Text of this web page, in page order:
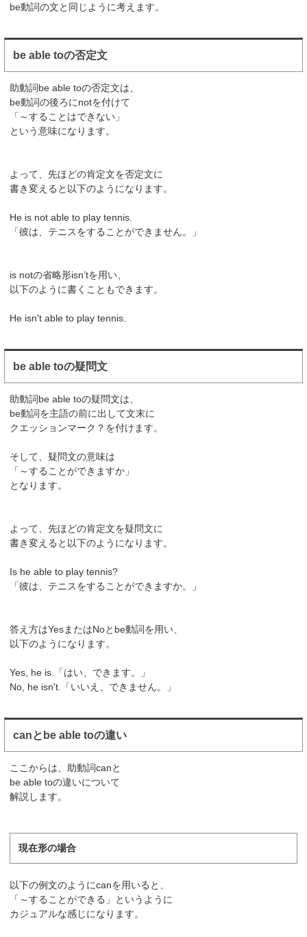
be動詞の文と同じように考えます。
be able toの否定文
助動詞be able toの否定文は、
be動詞の後ろにnotを付けて
「～することはできない」
という意味になります。
よって、先ほどの肯定文を否定文に
書き変えると以下のようになります。
He is not able to play tennis.
「彼は、テニスをすることができません。」
is notの省略形isn’tを用い、
以下のように書くこともできます。
He isn't able to play tennis.
be able toの疑問文
助動詞be able toの疑問文は、
be動詞を主語の前に出して文末に
クエッションマーク？を付けます。
そして、疑問文の意味は
「～することができますか」
となります。
よって、先ほどの肯定文を疑問文に
書き変えると以下のようになります。
Is he able to play tennis?
「彼は、テニスをすることができますか。」
答え方はYesまたはNoとbe動詞を用い、
以下のようになります。
Yes, he is.「はい、できます。」
No, he isn't.「いいえ、できません。」
canとbe able toの違い
ここからは、助動詞canと
be able toの違いについて
解説します。
現在形の場合
以下の例文のようにcanを用いると、
「～することができる」というように
カジュアルな感じになります。